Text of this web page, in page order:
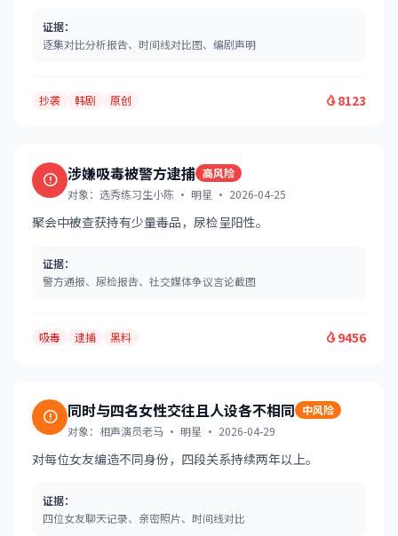
证据：
逐集对比分析报告、时间线对比图、编剧声明
抄袭 韩剧 原创 8123
涉嫌吸毒被警方逮捕 高风险
对象：选秀练习生小陈 · 明星 · 2026-04-25
聚会中被查获持有少量毒品，尿检呈阳性。
证据：
警方通报、尿检报告、社交媒体争议言论截图
吸毒 逮捕 黑料 9456
同时与四名女性交往且人设各不相同 中风险
对象：相声演员老马 · 明星 · 2026-04-29
对每位女友编造不同身份，四段关系持续两年以上。
证据：
四位女友聊天记录、亲密照片、时间线对比